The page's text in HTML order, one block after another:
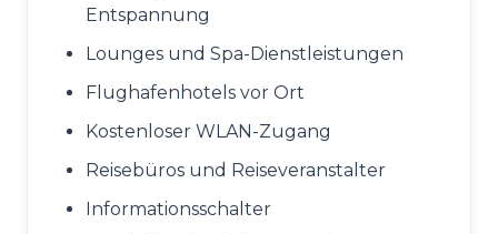
Entspannung
Lounges und Spa-Dienstleistungen
Flughafenhotels vor Ort
Kostenloser WLAN-Zugang
Reisebüros und Reiseveranstalter
Informationsschalter